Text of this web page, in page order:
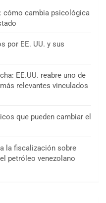
cómo cambia psicológica
por EE. UU. y sus
EE.UU. reabre uno de
relevantes vinculados
que pueden cambiar el
la fiscalización sobre
petróleo venezolano